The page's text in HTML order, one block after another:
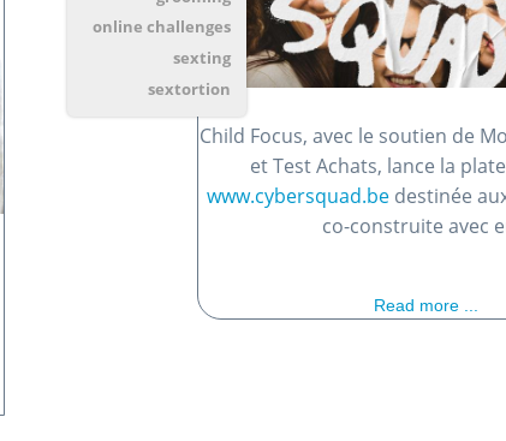
online challenges
sexting
sextortion
Child Focus, avec le soutien de
et Test Achats, lance la
www.cybersquad.bedestinée
co-construite avec
Read more ...